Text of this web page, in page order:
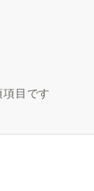
目です